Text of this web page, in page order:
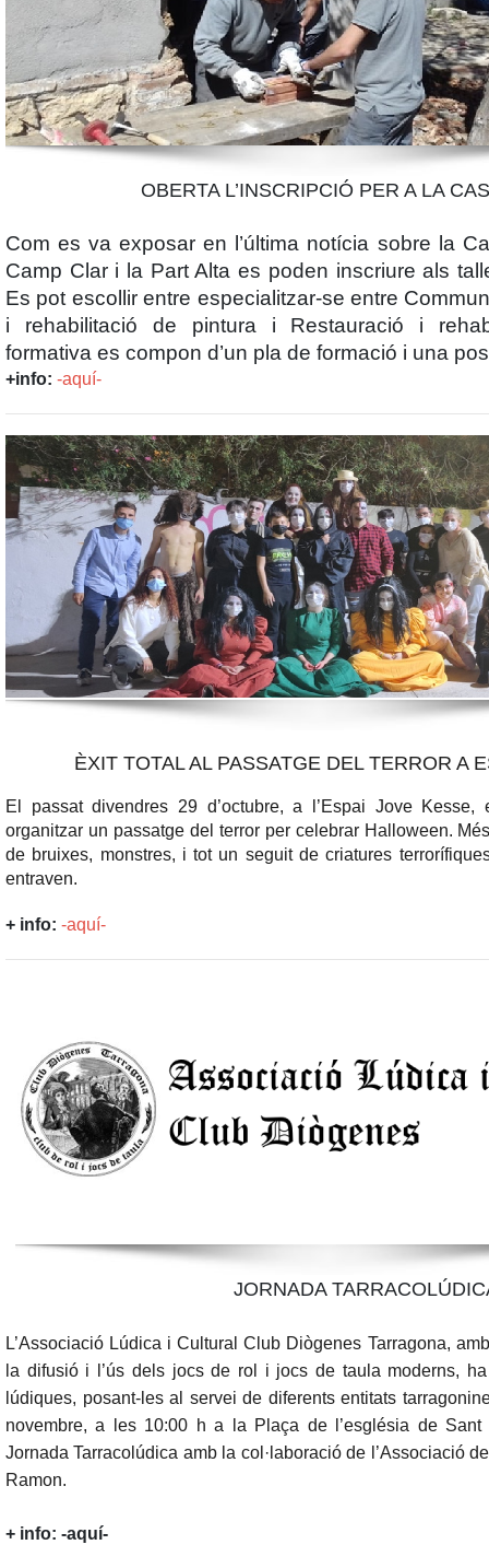
OBERTA L’INSCRIPCIÓ PER A LA
Com es va exposar en l’última notícia sobre la
Camp Clar i la Part Alta es poden inscriure als
Es pot escollir entre especialitzar-se entre
i rehabilitació de pinturai Restauració i
formativa es compon d’un pla de formació i una
+info: -aquí-
ÈXIT TOTAL AL PASSATGE DEL TERROR A
El passat divendres 29 d’octubre, a l’Espai Jove Kesse,
organitzar un passatge del terror per celebrar Halloween.
de bruixes, monstres, i tot un seguit de criatures
entraven.
+ info: -aquí-
JORNADA
L’Associació Lúdica i Cultural Club Diògenes Tarragona,
la difusió i l’ús dels jocs de rol i jocs de taula moderns,
lúdiques, posant-les al servei de diferents entitats
novembre, a les 10:00 h a la Plaça de l’església de Sant
Jornada Tarracolúdica amb la col·laboració de l’Associació
Ramon.
+ info: -aquí-